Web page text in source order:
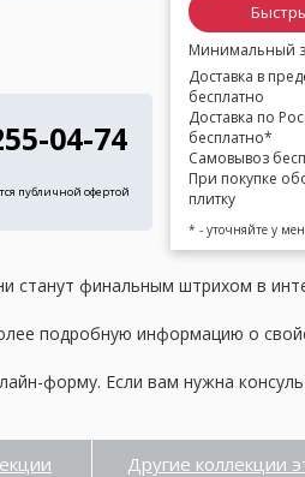
04-74
публичной офертой
Минимальный
Доставка в
бесплатно
Доставка по
бесплатно*
Самовывоз
При покупке
плитку
* - уточняйте у
станут финальным штрихом в
подробную информацию о
форму. Если вам нужна
Другие коллекции